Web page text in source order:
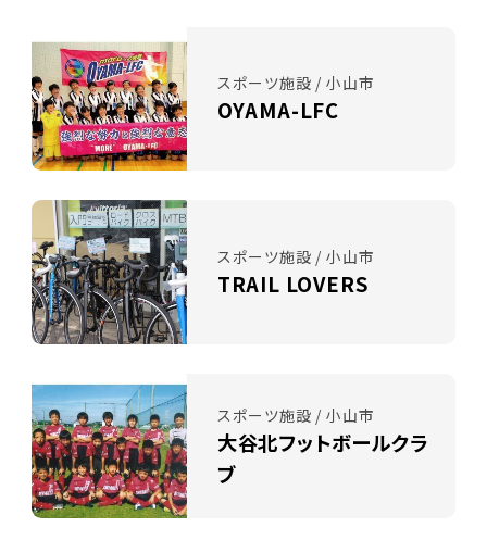
スポーツ施設 / 小山市
OYAMA-LFC
スポーツ施設 / 小山市
TRAIL LOVERS
スポーツ施設 / 小山市
大谷北フットボールクラ
ブ